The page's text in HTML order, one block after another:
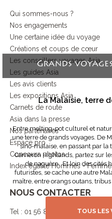
Grands
La Malaisie, terre
Entre melting-pot culturel et
une terre de grands voyages. De
sino-malaise, en passant par la
Cameron Highlands, partez sur
de naguère. Et loin des cités
futuristes, se cache une autre
maître, entre orangs outans,
ancienne
TOUS LES
Qui sommes-nous ?
Nos engagements
Une certaine idée du voyage
Créations et coups de cœur
Les conseillers voyages Asia
Les guides Asia
Les avis clients
Les expositions Asia
Carnets de route
Asia dans la presse
Nos partenaires
Espace pro
Concours photos
Index égalité Hommes -
NOUS CONTACTER
Tel : 01 56 88 66 75